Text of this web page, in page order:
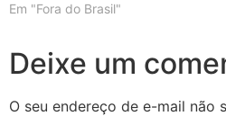
Em "Fora do Brasil"
Deixe um
O seu endereço de e-mail não